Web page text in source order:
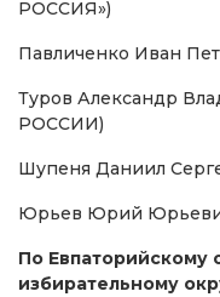
РОССИЯ»)
Павличенко Иван
Туров Александр
РОССИИ)
Шупеня Даниил
Юрьев Юрий
По Евпаторийскому
избирательному